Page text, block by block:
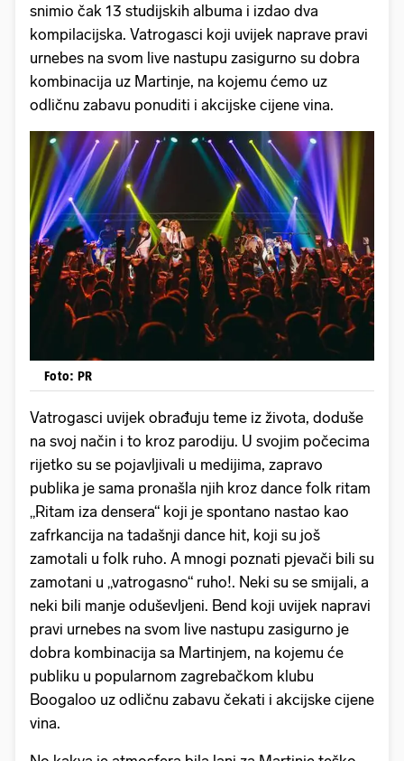
snimio čak 13 studijskih albuma i izdao dva
kompilacijska. Vatrogasci koji uvijek naprave pravi
urnebes na svom live nastupu zasigurno su dobra
kombinacija uz Martinje, na kojemu ćemo uz
odličnu zabavu ponuditi i akcijske cijene vina.
Foto: PR
Vatrogasci uvijek obrađuju teme iz života, doduše
na svoj način i to kroz parodiju. U svojim počecima
rijetko su se pojavljivali u medijima, zapravo
publika je sama pronašla njih kroz dance folk ritam
„Ritam iza densera“ koji je spontano nastao kao
zafrkancija na tadašnji dance hit, koji su još
zamotali u folk ruho. A mnogi poznati pjevači bili su
zamotani u „vatrogasno“ ruho!. Neki su se smijali, a
neki bili manje oduševljeni. Bend koji uvijek napravi
pravi urnebes na svom live nastupu zasigurno je
dobra kombinacija sa Martinjem, na kojemu će
publiku u popularnom zagrebačkom klubu
Boogaloo uz odličnu zabavu čekati i akcijske cijene
vina.